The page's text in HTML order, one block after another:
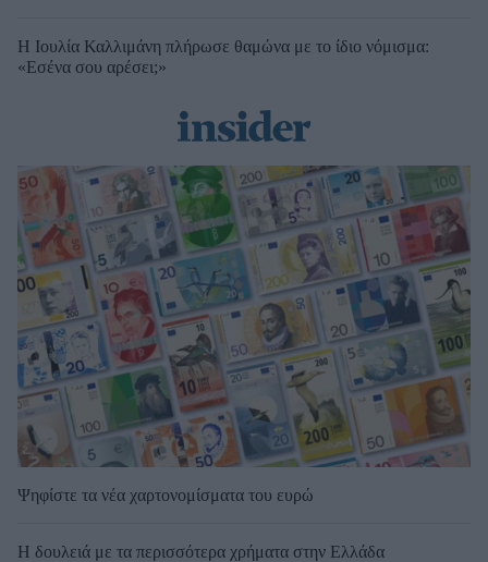
Η Ιουλία Καλλιμάνη πλήρωσε θαμώνα με το ίδιο νόμισμα:
«Εσένα σου αρέσει;»
Ψηφίστε τα νέα χαρτονομίσματα του ευρώ
Η δουλειά με τα περισσότερα χρήματα στην Ελλάδα